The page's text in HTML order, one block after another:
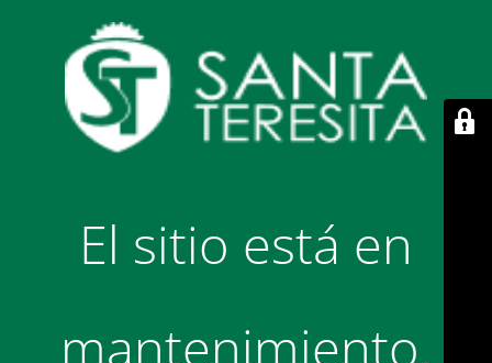
El sitio está en
mantenimiento.